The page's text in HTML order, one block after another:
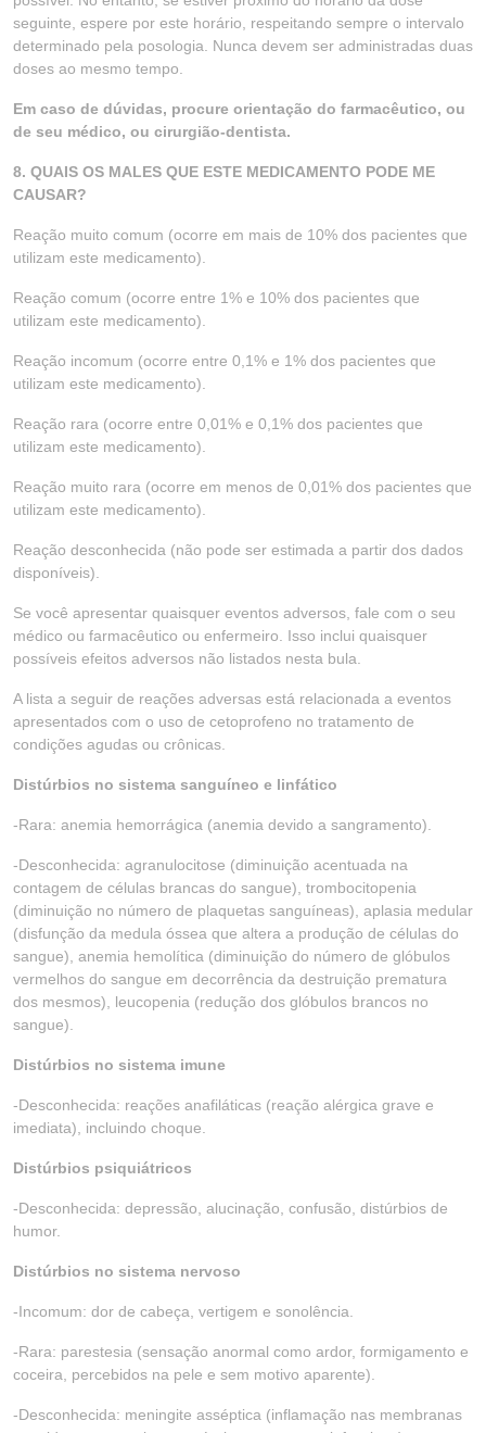
seguinte, espere por este horário, respeitando sempre o intervalo
determinado pela posologia. Nunca devem ser administradas duas
doses ao mesmo tempo.
Em caso de dúvidas, procure orientação do farmacêutico, ou
de seu médico, ou cirurgião-dentista.
8. QUAIS OS MALES QUE ESTE MEDICAMENTO PODE ME
CAUSAR?
Reação muito comum (ocorre em mais de 10% dos pacientes que
utilizam este medicamento).
Reação comum (ocorre entre 1% e 10% dos pacientes que
utilizam este medicamento).
Reação incomum (ocorre entre 0,1% e 1% dos pacientes que
utilizam este medicamento).
Reação rara (ocorre entre 0,01% e 0,1% dos pacientes que
utilizam este medicamento).
Reação muito rara (ocorre em menos de 0,01% dos pacientes que
utilizam este medicamento).
Reação desconhecida (não pode ser estimada a partir dos dados
disponíveis).
Se você apresentar quaisquer eventos adversos, fale com o seu
médico ou farmacêutico ou enfermeiro. Isso inclui quaisquer
possíveis efeitos adversos não listados nesta bula.
A lista a seguir de reações adversas está relacionada a eventos
apresentados com o uso de cetoprofeno no tratamento de
condições agudas ou crônicas.
Distúrbios no sistema sanguíneo e linfático
-Rara: anemia hemorrágica (anemia devido a sangramento).
-Desconhecida: agranulocitose (diminuição acentuada na
contagem de células brancas do sangue), trombocitopenia
(diminuição no número de plaquetas sanguíneas), aplasia medular
(disfunção da medula óssea que altera a produção de células do
sangue), anemia hemolítica (diminuição do número de glóbulos
vermelhos do sangue em decorrência da destruição prematura
dos mesmos), leucopenia (redução dos glóbulos brancos no
sangue).
Distúrbios no sistema imune
-Desconhecida: reações anafiláticas (reação alérgica grave e
imediata), incluindo choque.
Distúrbios psiquiátricos
-Desconhecida: depressão, alucinação, confusão, distúrbios de
humor.
Distúrbios no sistema nervoso
-Incomum: dor de cabeça, vertigem e sonolência.
-Rara: parestesia (sensação anormal como ardor, formigamento e
coceira, percebidos na pele e sem motivo aparente).
-Desconhecida: meningite asséptica (inflamação nas membranas